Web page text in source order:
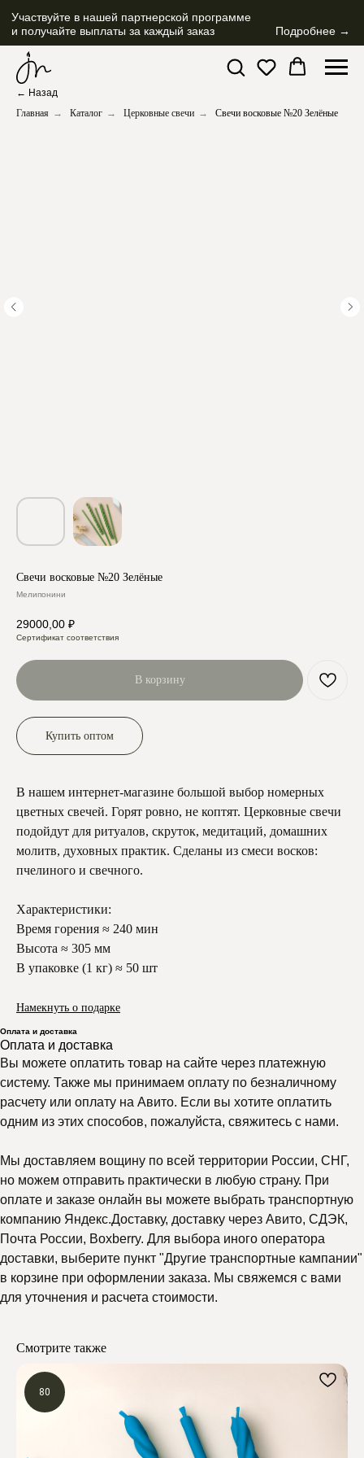
Участвуйте в нашей партнерской программе
и получайте выплаты за каждый заказ Подробнее →
← Назад
Главная → Каталог → Церковные свечи → Свечи восковые №20 Зелёные
Свечи восковые №20 Зелёные
Мелипонини
29000,00 ₽
Сертификат соответствия
В корзину
Купить оптом
В нашем интернет-магазине большой выбор номерных
цветных свечей. Горят ровно, не коптят. Церковные свечи
подойдут для ритуалов, скруток, медитаций, домашних
молитв, духовных практик. Сделаны из смеси восков:
пчелиного и свечного.
Характеристики:
Время горения ≈ 240 мин
Высота ≈ 305 мм
В упаковке (1 кг) ≈ 50 шт
Намекнуть о подарке
Оплата и доставка
Оплата и доставка
Вы можете оплатить товар на сайте через платежную
систему. Также мы принимаем оплату по безналичному
расчету или оплату на Авито. Если вы хотите оплатить
одним из этих способов, пожалуйста, свяжитесь с нами.
Мы доставляем вощину по всей территории России, СНГ,
но можем отправить практически в любую страну. При
оплате и заказе онлайн вы можете выбрать транспортную
компанию Яндекс.Доставку, доставку через Авито, СДЭК,
Почта России, Boxberry. Для выбора иного оператора
доставки, выберите пункт "Другие транспортные кампании"
в корзине при оформлении заказа. Мы свяжемся с вами
для уточнения и расчета стоимости.
Смотрите также
80
Почему выбирают